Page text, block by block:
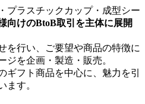
プラスチックカップ・成型シー
向けのBtoB取引を主体に展開
を行い、ご要望や商品の特徴に
ジを企画・製造・販売。
ギフト商品を中心に、魅力を引
ます。